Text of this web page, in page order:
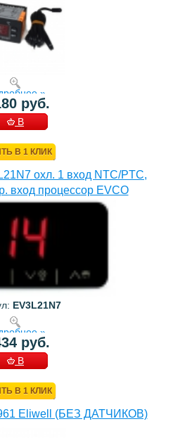
»
руб.
В
В 1 КЛИК
охл. 1 вход NTC/PTC,
вход процессор EVCO
EV3L21N7
»
руб.
В
В 1 КЛИК
Eliwell (БЕЗ ДАТЧИКОВ)